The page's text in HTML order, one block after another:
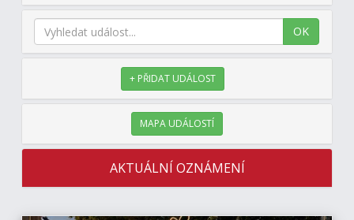
OK
+ PŘIDAT UDÁLOST
MAPA UDÁLOSTÍ
AKTUÁLNÍ OZNÁMENÍ